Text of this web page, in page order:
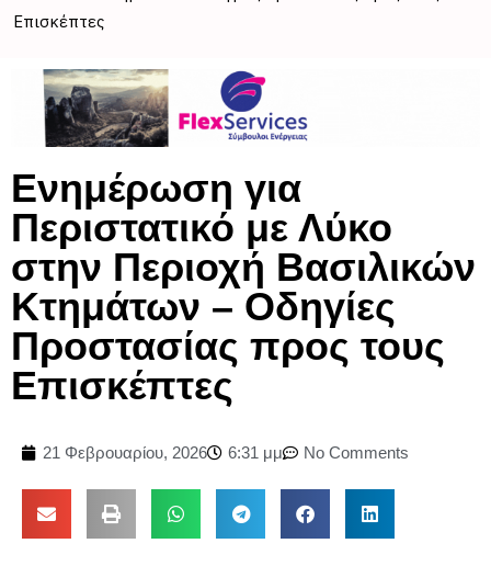
Επισκέπτες
Ενημέρωση για
Περιστατικό με Λύκο
στην Περιοχή Βασιλικών
Κτημάτων – Οδηγίες
Προστασίας προς τους
Επισκέπτες
21 Φεβρουαρίου, 2026 6:31 μμ No Comments